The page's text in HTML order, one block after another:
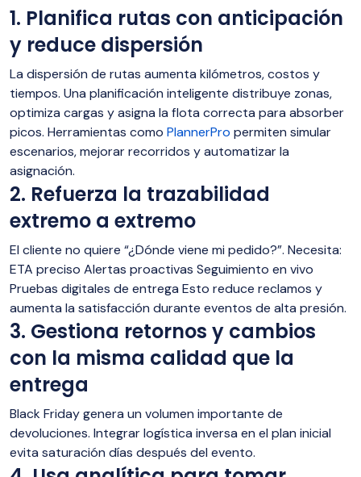
1. Planifica rutas con anticipación
y reduce dispersión
La dispersión de rutas aumenta kilómetros, costos y
tiempos. Una planificación inteligente distribuye zonas,
optimiza cargas y asigna la flota correcta para absorber
picos. Herramientas como PlannerPro permiten simular
escenarios, mejorar recorridos y automatizar la
asignación.
2. Refuerza la trazabilidad
extremo a extremo
El cliente no quiere “¿Dónde viene mi pedido?”. Necesita:
ETA preciso Alertas proactivas Seguimiento en vivo
Pruebas digitales de entrega Esto reduce reclamos y
aumenta la satisfacción durante eventos de alta presión.
3. Gestiona retornos y cambios
con la misma calidad que la
entrega
Black Friday genera un volumen importante de
devoluciones. Integrar logística inversa en el plan inicial
evita saturación días después del evento.